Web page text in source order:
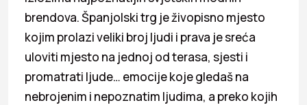
brendova. Španjolski trg je živopisno mjesto
kojim prolazi veliki broj ljudi i prava je sreća
uloviti mjesto na jednoj od terasa, sjesti i
promatrati ljude… emocije koje gledaš na
nebrojenim i nepoznatim ljudima, a preko kojih